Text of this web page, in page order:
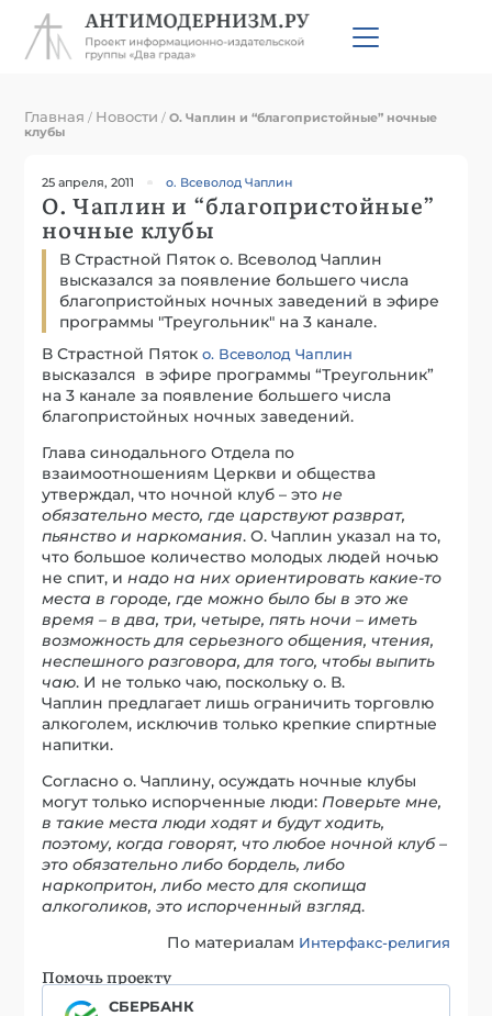
Главная / Новости /О. Чаплин и “благопристойные” ночные
клубы
25 апреля, 2011 о. Всеволод Чаплин
О. Чаплин и “благопристойные”
ночные клубы
В Страстной Пяток о. Всеволод Чаплин
высказался за появление большего числа
благопристойных ночных заведений в эфире
программы "Треугольник" на 3 канале.
В Страстной Пятоко. Всеволод Чаплин
высказался в эфире программы “Треугольник”
на 3 канале за появление большего числа
благопристойных ночных заведений.
Глава синодального Отдела по
взаимоотношениям Церкви и общества
утверждал, что ночной клуб – этоне
обязательно место, где царствуют разврат,
пьянство и наркомания. О. Чаплин указал на то,
что большое количество молодых людей ночью
не спит, инадо на них ориентировать какие-то
места в городе, где можно было бы в это же
время – в два, три, четыре, пять ночи – иметь
возможность для серьезного общения, чтения,
неспешного разговора, для того, чтобы выпить
чаю. И не только чаю, поскольку о. В.
Чаплин предлагает лишь ограничить торговлю
алкоголем, исключив только крепкие спиртные
напитки.
Согласно о. Чаплину, осуждать ночные клубы
могут только испорченные люди: Поверьте мне,
в такие места люди ходят и будут ходить,
поэтому, когда говорят, что любое ночной клуб –
это обязательно либо бордель, либо
наркопритон, либо место для скопища
алкоголиков, это испорченный взгляд.
По материалам Интерфакс-религия
Помочь проекту
СБЕРБАНК